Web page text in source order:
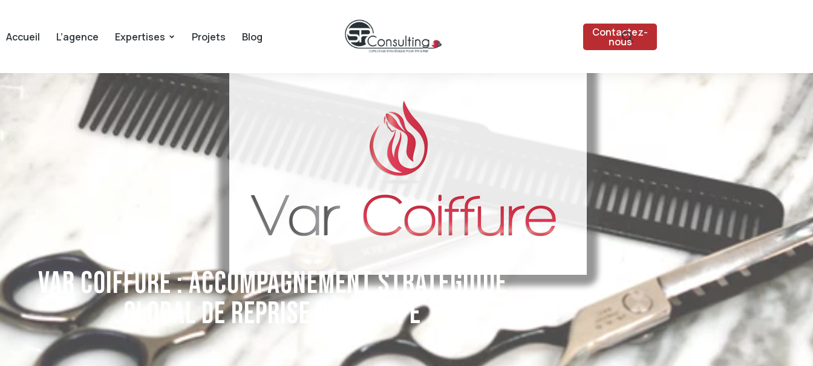
Accueil L’agence Expertises Projets Blog Contactez-
nous
VAR COIFFURE : Accompagnement stratégique
global de reprise du Groupe